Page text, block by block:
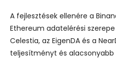
A fejlesztések ellenére a
Ethereum adatelérési
Celestia, az EigenDA és a
teljesítményt és alacsonyabb